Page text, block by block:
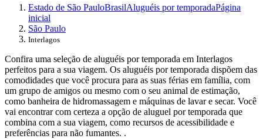
Estado de São PauloBrasilAluguéis por temporadaPágina
inicial
São Paulo
Interlagos
Confira uma seleção de aluguéis por temporada em Interlagos
perfeitos para a sua viagem. Os aluguéis por temporada dispõem das
comodidades que você procura para as suas férias em família, com
um grupo de amigos ou mesmo com o seu animal de estimação,
como banheira de hidromassagem e máquinas de lavar e secar. Você
vai encontrar com certeza a opção de aluguel por temporada que
combina com a sua viagem, como recursos de acessibilidade e
preferências para não fumantes. .